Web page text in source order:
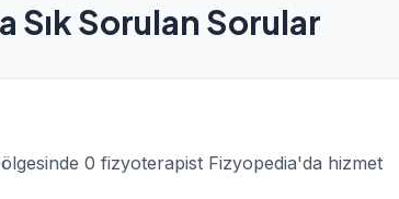
Sık Sorulan Sorular
0 fizyoterapist Fizyopedia'da hizmet